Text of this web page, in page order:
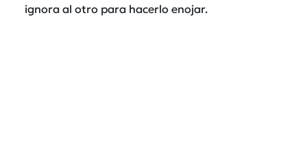
ignora al otro para hacerlo enojar.